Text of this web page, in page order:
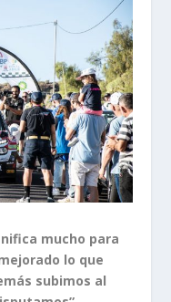
mucho para
lo que
subimos al